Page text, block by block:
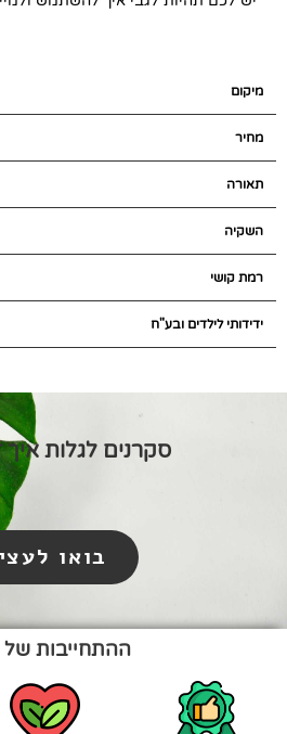
מיקום
מחיר
תאורה
השקיה
רמת קושי
ידידותי לילדים ובע"ח
סקרנים לגלות
בואו
ההתחייבות של neta